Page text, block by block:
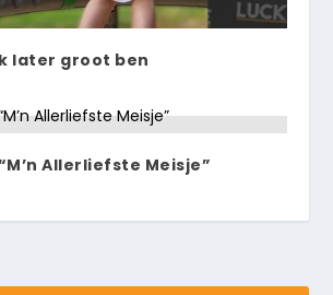
later groot ben
Allerliefste Meisje”